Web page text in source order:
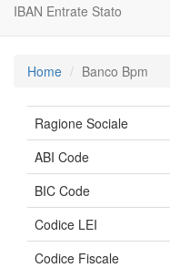
IBAN Entrate Stato
Home Banco Bpm
Ragione Sociale
ABI Code
BIC Code
Codice LEI
Codice Fiscale